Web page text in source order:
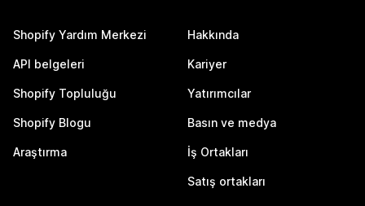
Shopify Yardım Merkezi
API belgeleri
Shopify Topluluğu
Shopify Blogu
Araştırma
Hakkında
Kariyer
Yatırımcılar
Basın ve medya
İş Ortakları
Satış ortakları